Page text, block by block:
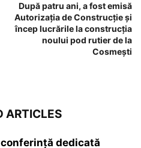
După patru ani, a fost emisă
Autorizația de Construcție și
încep lucrările la construcţia
noului pod rutier de la
Cosmești
ARTICLES
conferință dedicată